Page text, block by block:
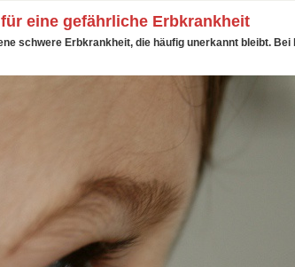
eine gefährliche Erbkrankheit
schwere Erbkrankheit, die häufig unerkannt bleibt.